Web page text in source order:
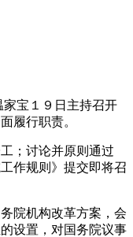
宝１９日主持召开
履行职责。
；讨论并原则通过
作规则》提交即将召
院机构改革方案，会
设置，对国务院议事